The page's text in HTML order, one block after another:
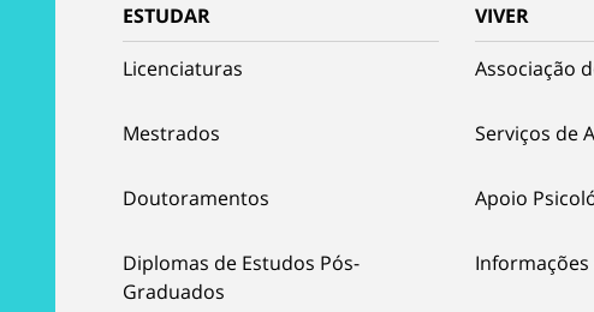
ESTUDAR
Licenciaturas
Mestrados
Doutoramentos
Diplomas de Estudos Pós-
Graduados
VIVER
Associação
Serviços de
Apoio
Informações